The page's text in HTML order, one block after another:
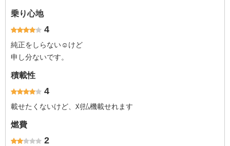
乗り心地
4
純正をしらない☺️けど
申し分ないです。
積載性
4
載せたくないけど、刈払機載せれます
燃費
2